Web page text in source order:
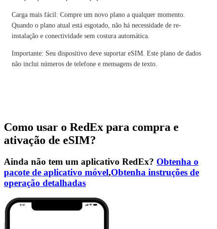
Carga mais fácil: Compre um novo plano a qualquer momento.
Quando o plano atual está esgotado, não há necessidade de re-
instalação e conectividade sem costura automática.
Importante: Seu dispositivo deve suportar eSIM. Este plano de dados
não inclui números de telefone e mensagens de texto.
Como usar o RedEx para compra e
ativação de eSIM?
Ainda não tem um aplicativo RedEx? Obtenha o
pacote de aplicativo móvel,Obtenha instruções de
operação detalhadas